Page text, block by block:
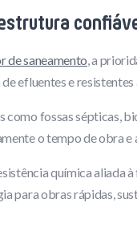
de saneamento , a
efluentes e
como fossas sépticas,
o tempo de obra e
química aliada
para obras rápidas,